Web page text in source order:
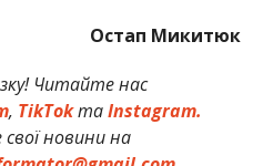
Остап Микитюк
Читайте нас
, TikTokтаInstagram.
новини на